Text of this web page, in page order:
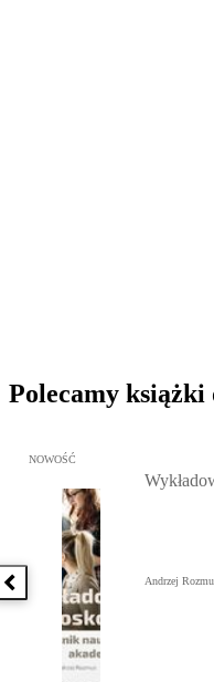
Polecamy książki
Poprzednia książka
Przejdź do: Wykładowcy
NOWOŚĆ
Andrzej